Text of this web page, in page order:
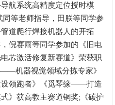
航系统高精度定位授时模
等老师指导，田朕等同学参
道爬行焊接机器人的开拓
倪赛雨等同学参加的《旧电
芯激活修复新赛道》荣获职
机器视觉领域分拣专家》
领跑者》《觅琴缘——打造
》获高教主赛道铜奖;《碳护